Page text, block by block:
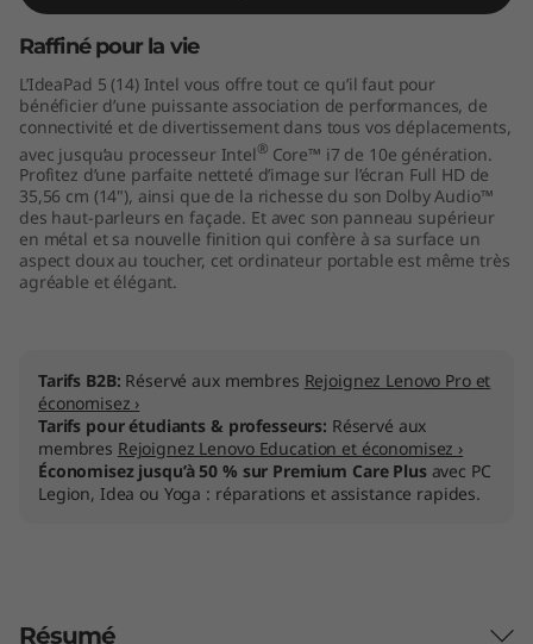
Raffiné pour la vie
L’IdeaPad 5 (14) Intel vous offre tout ce qu’il faut pour
bénéficier d’une puissante association de performances, de
connectivité et de divertissement dans tous vos déplacements,
avec jusqu’au processeur Intel® Core™ i7 de 10e génération.
Profitez d’une parfaite netteté d’image sur l’écran Full HD de
35,56 cm (14"), ainsi que de la richesse du son Dolby Audio™
des haut-parleurs en façade. Et avec son panneau supérieur
en métal et sa nouvelle finition qui confère à sa surface un
aspect doux au toucher, cet ordinateur portable est même très
agréable et élégant.
Tarifs B2B: Réservé aux membres Rejoignez Lenovo Pro et
économisez ›
Tarifs pour étudiants & professeurs: Réservé aux
membres Rejoignez Lenovo Education et économisez ›
Économisez jusqu’à 50 % sur Premium Care Plusavec PC
Legion, Idea ou Yoga : réparations et assistance rapides.
Résumé